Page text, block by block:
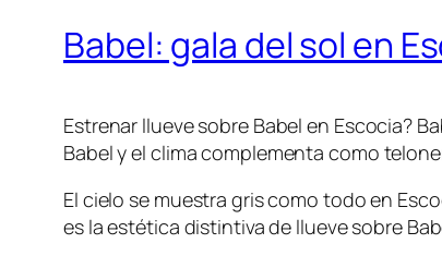
Babel: gala del sol en
Estrenar llueve sobre Babel en Escocia?
Babel y el clima complementa como
El cielo se muestra gris como todo en
es la estética distintiva de llueve sobre